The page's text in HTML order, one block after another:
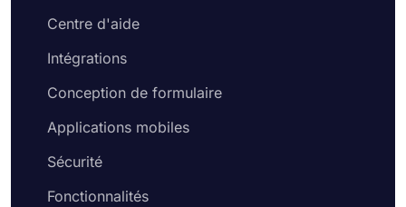
Centre d'aide
Intégrations
Conception de formulaire
Applications mobiles
Sécurité
Fonctionnalités